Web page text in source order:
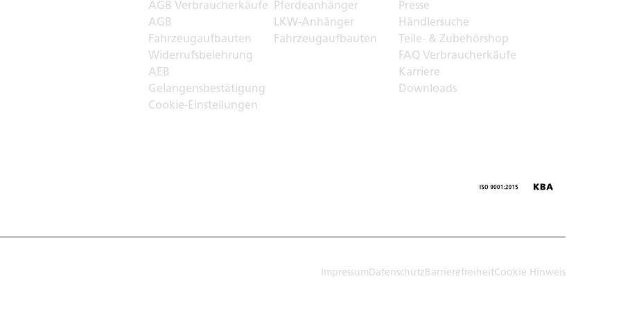
AGB Verbraucherkäufe
AGB
Fahrzeugaufbauten
Widerrufsbelehrung
AEB
Gelangensbestätigung
Cookie-Einstellungen
Pferdeanhänger
LKW-Anhänger
Fahrzeugaufbauten
Presse
Händlersuche
Teile- & Zubehörshop
FAQ Verbraucherkäufe
Karriere
Downloads
ImpressumDatenschutzBarrierefreiheitCookie Hinweis